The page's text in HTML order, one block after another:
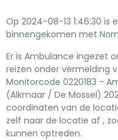
Op 2024-08-13 1:46:30 is
binnengekomen met
Er is Ambulance ingezet
reizen onder vermelding
Monitorcode 0220183 -
(Alkmaar / De Mossel)
coordinaten van de locatie
zelf naar de locatie af ,
kunnen optreden.